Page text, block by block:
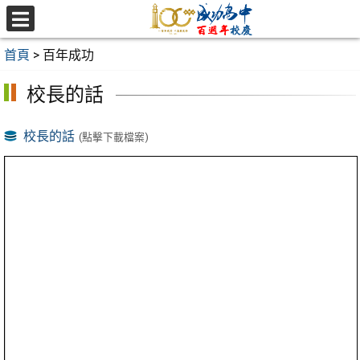
跳
至
主
區
首頁 > 百年成功
校長的話
校長的話 (點擊下載檔案)
選
單